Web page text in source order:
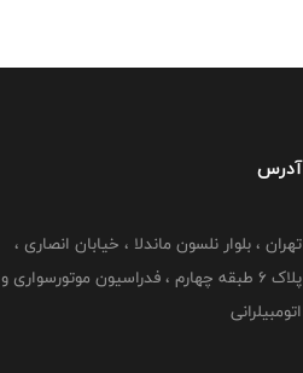
آدرس
تهران ، بلوار نلسون ماندلا ، خیابان انصاری ،
پلاک ۶ طبقه چهارم ، فدراسیون موتورسواری و
اتومبیلرانی